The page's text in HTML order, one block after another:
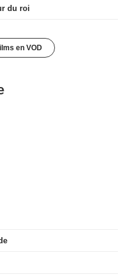
du roi
en VOD